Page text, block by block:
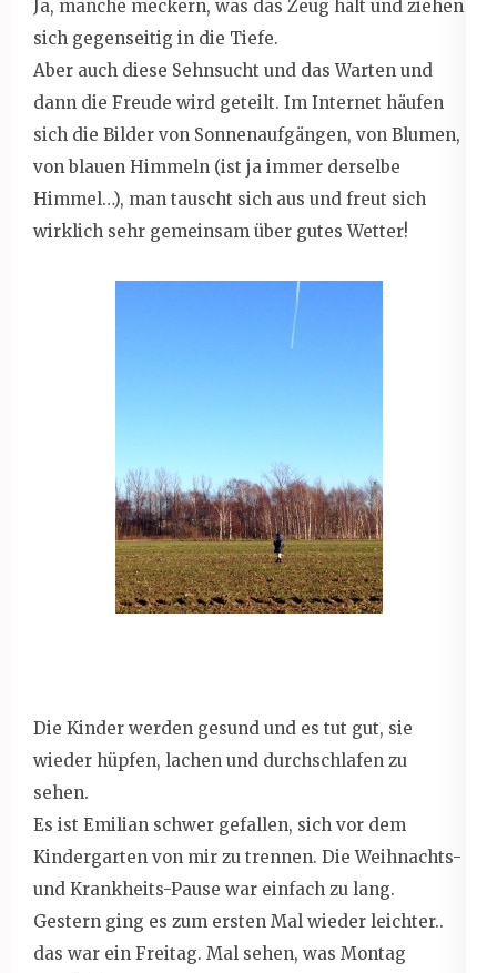
Ja, manche meckern, was das Zeug hält und ziehen
sich gegenseitig in die Tiefe.
Aber auch diese Sehnsucht und das Warten und
dann die Freude wird geteilt. Im Internet häufen
sich die Bilder von Sonnenaufgängen, von Blumen,
von blauen Himmeln (ist ja immer derselbe
Himmel…), man tauscht sich aus und freut sich
wirklich sehr gemeinsam über gutes Wetter!
Die Kinder werden gesund und es tut gut, sie
wieder hüpfen, lachen und durchschlafen zu
sehen.
Es ist Emilian schwer gefallen, sich vor dem
Kindergarten von mir zu trennen. Die Weihnachts-
und Krankheits-Pause war einfach zu lang.
Gestern ging es zum ersten Mal wieder leichter..
das war ein Freitag. Mal sehen, was Montag